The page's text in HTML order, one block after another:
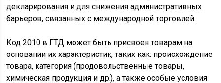
декларирования и для снижения административных
барьеров, связанных с международной торговлей.
Код 2010 в ГТД может быть присвоен товарам на
основании их характеристик, таких как: происхождение
товара, категория (продовольственные товары,
химическая продукция и др.), а также особые условия